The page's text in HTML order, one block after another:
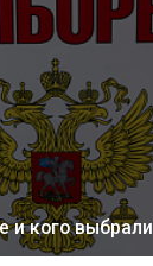
и кого выбрали